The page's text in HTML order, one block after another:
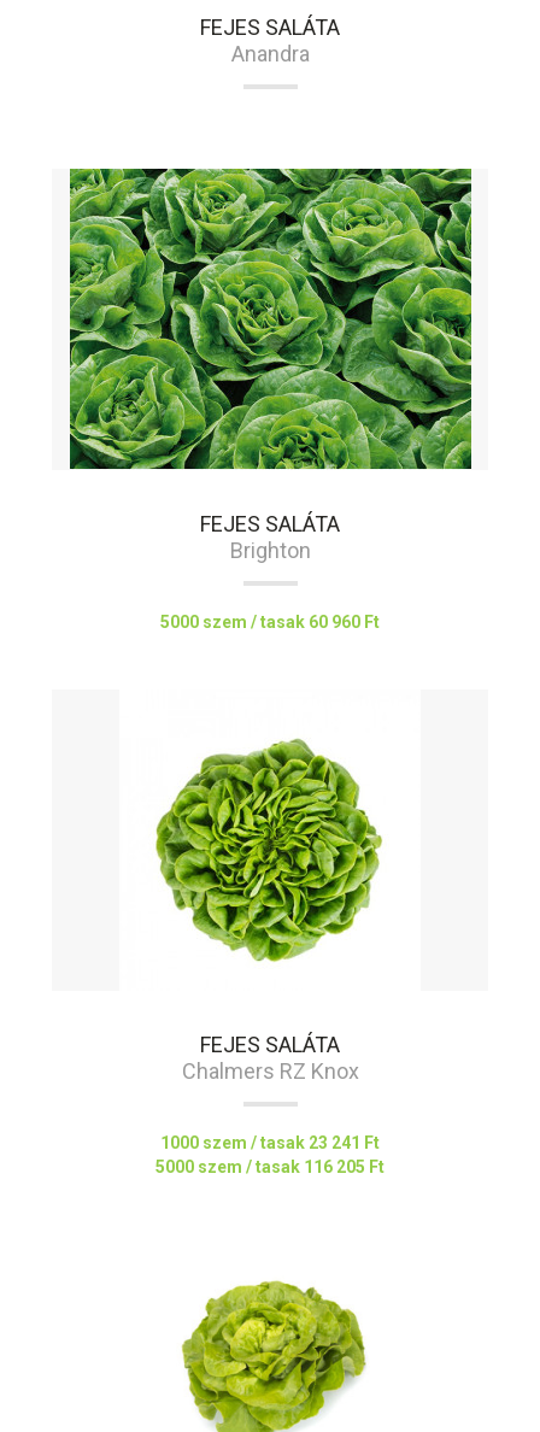
FEJES SALÁTA
Anandra
FEJES SALÁTA
Brighton
5000 szem / tasak 60 960 Ft
FEJES SALÁTA
Chalmers RZ Knox
1000 szem / tasak 23 241 Ft
5000 szem / tasak 116 205 Ft